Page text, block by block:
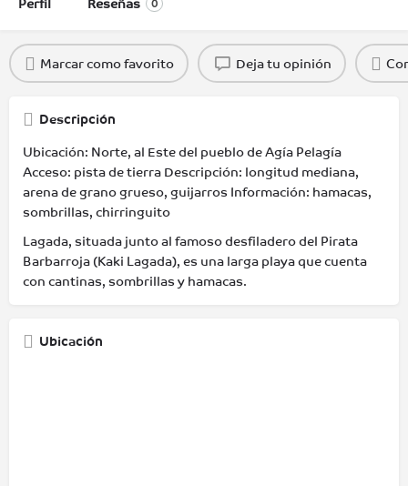
Perfil Reseñas 0
Marcar como favorito Deja tu opinión
Descripción
Ubicación: Norte, al Este del pueblo de Agía Pelagía
Acceso: pista de tierra Descripción: longitud mediana,
arena de grano grueso, guijarros Información: hamacas,
sombrillas, chirringuito
Lagada, situada junto al famoso desfiladero del Pirata
Barbarroja (Kaki Lagada), es una larga playa que cuenta
con cantinas, sombrillas y hamacas.
Ubicación